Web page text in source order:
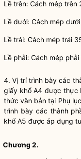
Lề trên: Cách mép trên
Lề dưới: Cách mép
Lề trái: Cách mép trái
Lề phải: Cách mép phải
4. Vị trí trình bày các
giấy khổ A4 được thực
thức văn bản tại Phụ
trình bày các thành
khổ A5 được áp dụng
Chương 2.